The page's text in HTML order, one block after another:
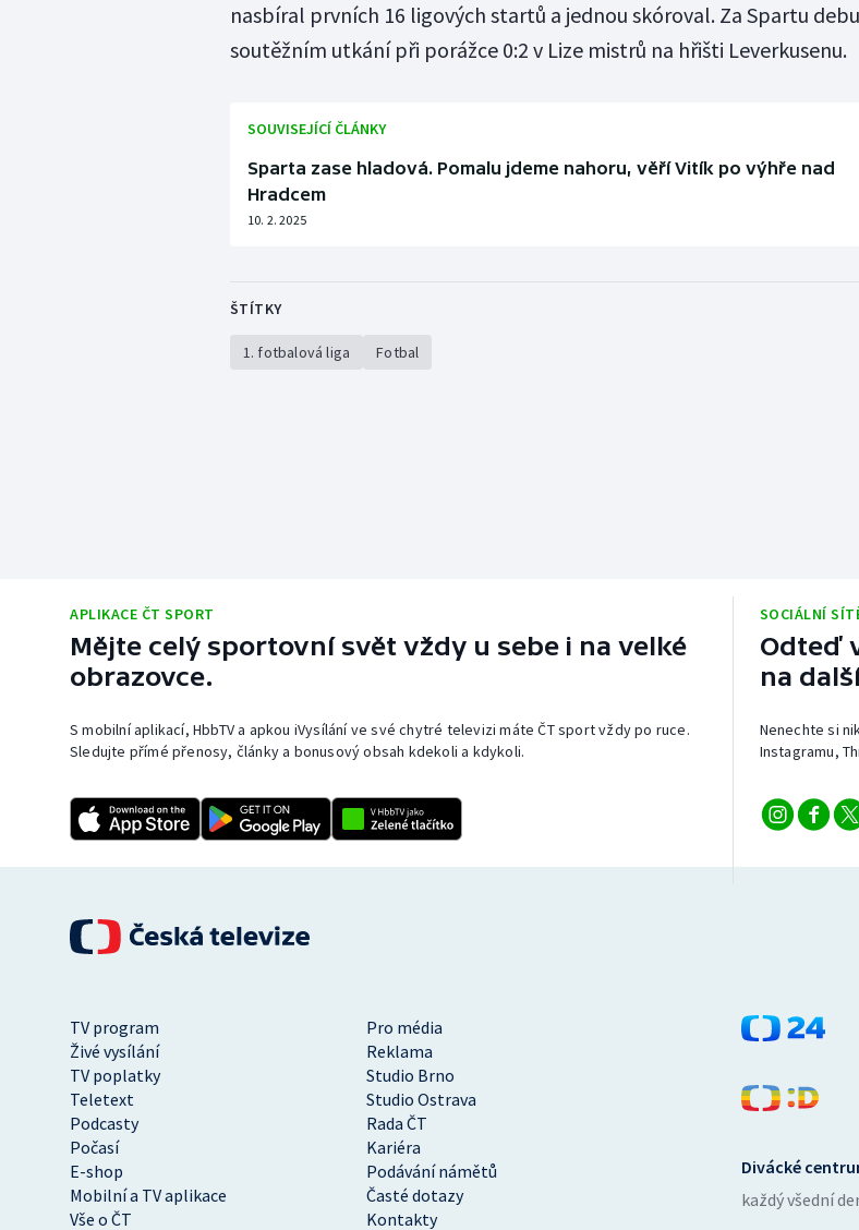
nasbíral prvních 16 ligových startů a jednou skóroval. Za Spartu
soutěžním utkání při porážce 0:2 v Lize mistrů na hřišti Leverkusenu.
SOUVISEJÍCÍ ČLÁNKY
Sparta zase hladová. Pomalu jdeme nahoru, věří Vitík po výhře nad
Hradcem
10. 2. 2025
ŠTÍTKY
1. fotbalová liga Fotbal
APLIKACE ČT SPORT
Mějte celý sportovní svět vždy u sebe i na velké
obrazovce.
S mobilní aplikací, HbbTV a apkou iVysílání ve své chytré televizi máte ČT sport vždy po ruce.
Sledujte přímé přenosy, články a bonusový obsah kdekoli a kdykoli.
SOCIÁLNÍ
Odteď
na
Nenechte si
Instagramu,
TV program
Pro média
Živé vysílání
Reklama
TV poplatky
Studio Brno
Teletext
Studio Ostrava
Podcasty
Rada ČT
Počasí
Kariéra
E-shop
Podávání námětů
Mobilní a TV aplikace
Časté dotazy
Vše o ČT
Kontakty
Divácké
každý všední